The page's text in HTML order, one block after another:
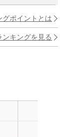
グポイントとは
キングを見る